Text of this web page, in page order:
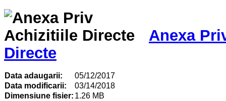
Anexa
Directe
Data adaugarii:
05/12/2017
Data modificarii:
03/14/2018
Dimensiune fisier: 1.26 MB